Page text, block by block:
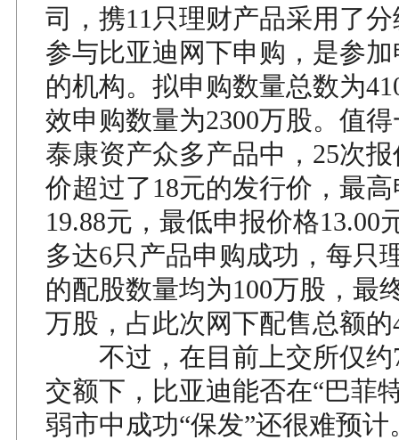
司，携11只理财产品采用了
参与比亚迪网下申购，是参
的机构。拟申购数量总数为
效申购数量为2300万股。值
泰康资产众多产品中，25次
价超过了18元的发行价，最
19.88元，最低申报价格13.00
多达6只产品申购成功，每只
的配股数量均为100万股，最
万股，占此次网下配售总额的
不过，在目前上交所仅约
交额下，比亚迪能否在“巴菲
弱市中成功“保发”还很难预